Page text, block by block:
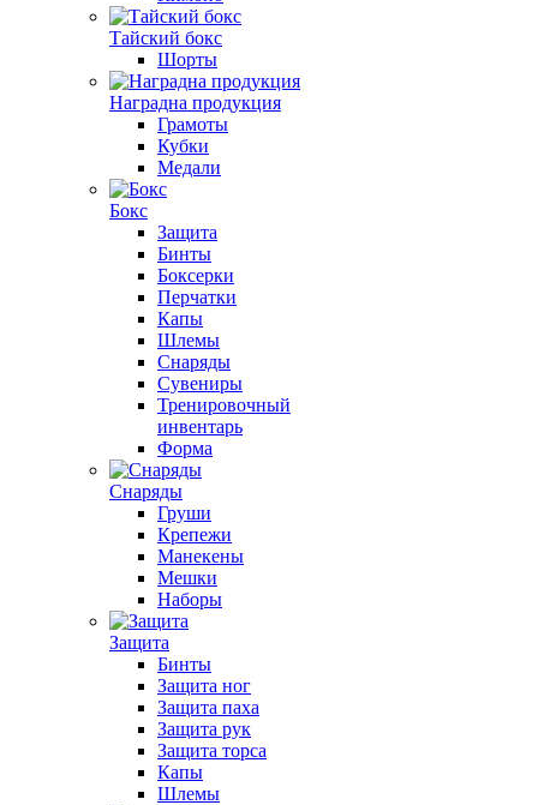
Тайский бокс
Шорты
Наградна продукция
Грамоты
Кубки
Медали
Бокс
Защита
Бинты
Боксерки
Перчатки
Капы
Шлемы
Снаряды
Сувениры
Тренировочный
инвентарь
Форма
Снаряды
Груши
Крепежи
Манекены
Мешки
Наборы
Защита
Бинты
Защита ног
Защита паха
Защита рук
Защита торса
Капы
Шлемы